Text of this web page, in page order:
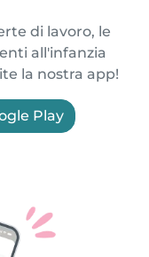
di lavoro, le
all'infanzia
la nostra app!
Play